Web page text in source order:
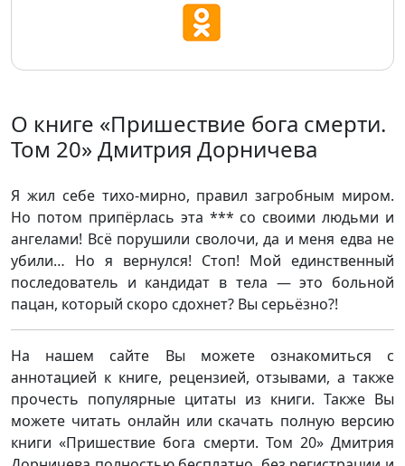
О книге «Пришествие бога смерти.
Том 20» Дмитрия Дорничева
Я жил себе тихо-мирно, правил загробным миром.
Но потом припёрлась эта *** со своими людьми и
ангелами! Всё порушили сволочи, да и меня едва не
убили… Но я вернулся! Стоп! Мой единственный
последователь и кандидат в тела — это больной
пацан, который скоро сдохнет? Вы серьёзно?!
На нашем сайте Вы можете ознакомиться с
аннотацией к книге, рецензией, отзывами, а также
прочесть популярные цитаты из книги. Также Вы
можете читать онлайн или скачать полную версию
книги «Пришествие бога смерти. Том 20» Дмитрия